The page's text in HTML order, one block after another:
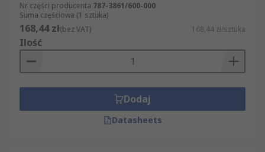
Nr części producenta 787-3861/600-000
Suma częściowa (1 sztuka)
168,44 zł(bez VAT) 168,44 zł/sztuka
Ilość
Dodaj
Datasheets